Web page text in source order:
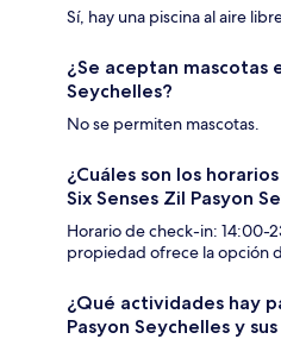
Sí, hay una piscina al aire
¿Se aceptan mascotas
Seychelles?
No se permiten mascotas.
¿Cuáles son los
Six Senses Zil Pasyon
Horario de check-in: 14:00-
propiedad ofrece la opción
¿Qué actividades hay
Pasyon Seychelles y